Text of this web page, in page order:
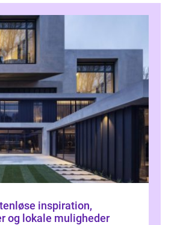
inspiration,
og lokale muligheder